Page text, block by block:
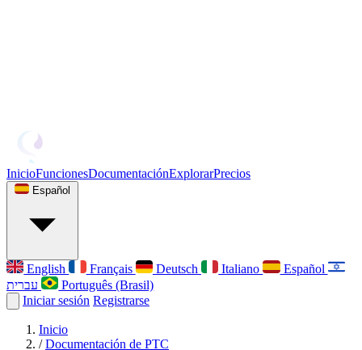
InicioFuncionesDocumentaciónExplorarPrecios
Español
English Français Deutsch Italiano
Español
Português (Brasil)
Iniciar sesión Registrarse
Inicio
/ Documentación de PTC